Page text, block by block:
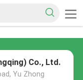
Co., Ltd.
Yu Zhong